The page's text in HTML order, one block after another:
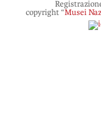
copyright “Musei